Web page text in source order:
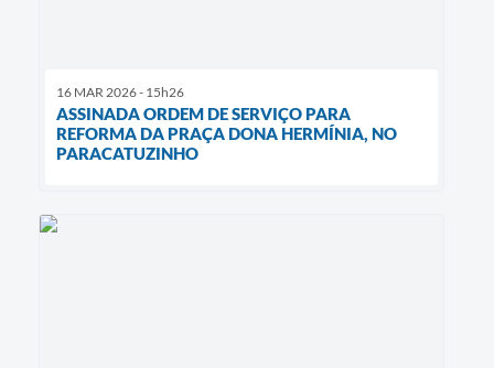
16 MAR 2026 - 15h26
ASSINADA ORDEM DE SERVIÇO PARA
REFORMA DA PRAÇA DONA HERMÍNIA, NO
PARACATUZINHO